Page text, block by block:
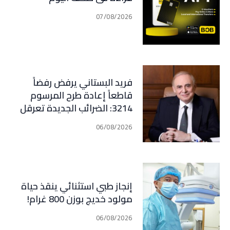
07/08/2026
فريد البستاني يرفض رفضاً
قاطعاً إعادة طرح المرسوم
3214: الضرائب الجديدة تعرقل
التعافي الاقتصادي وتناقض
مبدأ الشراكة
06/08/2026
إنجاز طبي استثنائي ينقذ حياة
مولود خديج بوزن 800 غرام!
06/08/2026